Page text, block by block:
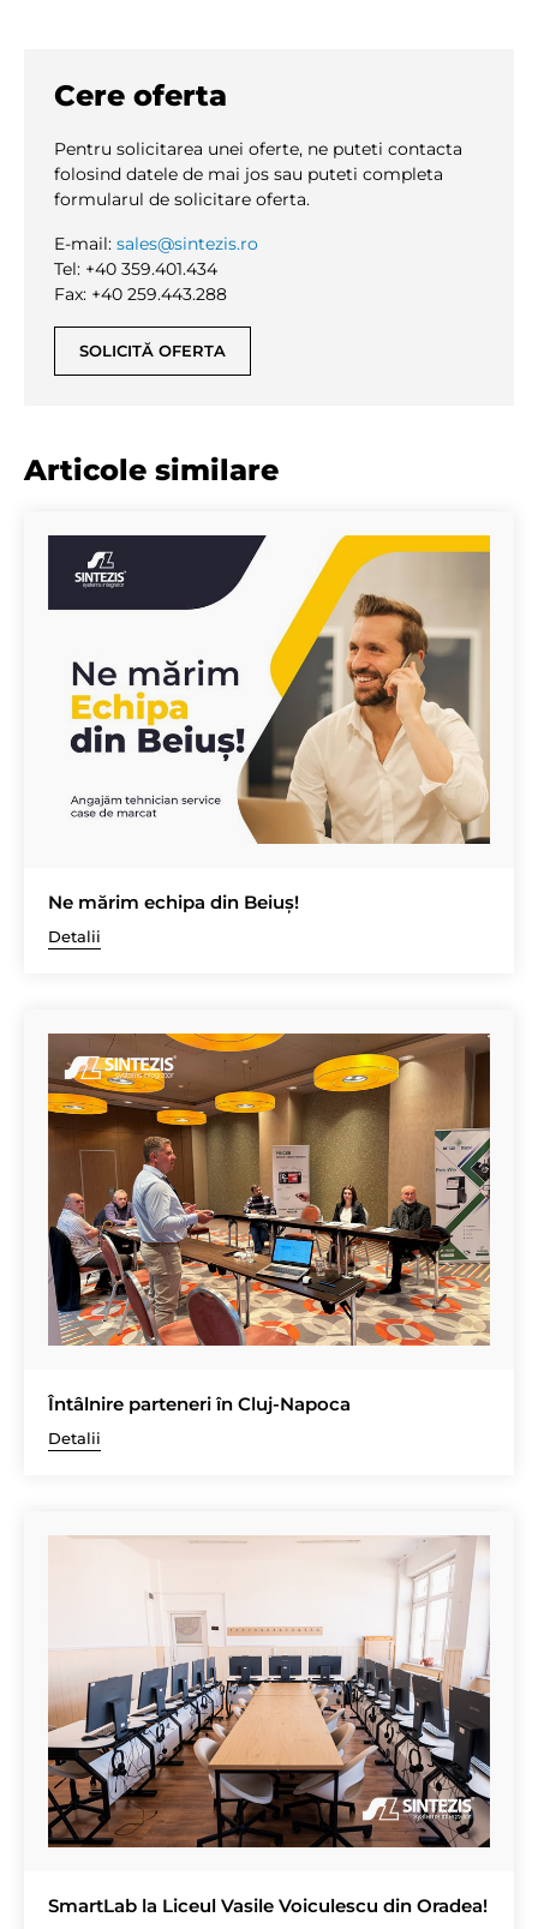
Cere oferta
Pentru solicitarea unei oferte, ne puteti contacta
folosind datele de mai jos sau puteti completa
formularul de solicitare oferta.
E-mail: sales@sintezis.ro
Tel: +40 359.401.434
Fax: +40 259.443.288
SOLICITĂ OFERTA
Articole similare
Ne mărim echipa din Beiuș!
Detalii
Întâlnire parteneri în Cluj-Napoca
Detalii
SmartLab la Liceul Vasile Voiculescu din Oradea!